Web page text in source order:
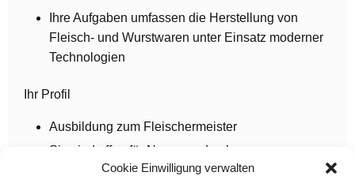
Cookie Einwilligung verwalten
Ihre Aufgaben umfassen die Herstellung von
Fleisch- und Wurstwaren unter Einsatz moderner
Technologien
Ihr Profil
Ausbildung zum Fleischermeister
Sie sind offen für Neues und nehmen
Herausforderungen gerne an